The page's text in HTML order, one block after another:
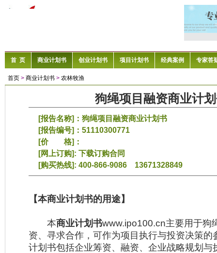
首 页 商业计划书 创业计划书 项目计划书 经典案例 专家答
首页 > 商业计划书 > 农林牧渔
狗绳项目融资商业计
[报告名称]：狗绳项目融资商业计划书
[报告编号]：51110300771
[价 格]：
[网上订购]:下载订购合同
[购买热线]: 400-866-9086 13671328849
【本商业计划书的用途】
本商业计划书www.ipo100.cn主要用于狗
资、寻求合作，可作为项目执行与投资决策的
计划书包括企业筹资、融资、企业战略规划与